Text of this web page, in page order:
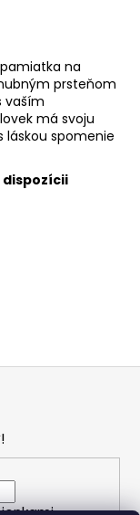
na
prsteňom
vaším
má svoju
láskou spomenie
dispozícii